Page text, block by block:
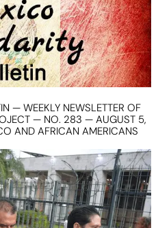
— WEEKLY NEWSLETTER OF
— NO. 283 — AUGUST 5,
AND AFRICAN AMERICANS